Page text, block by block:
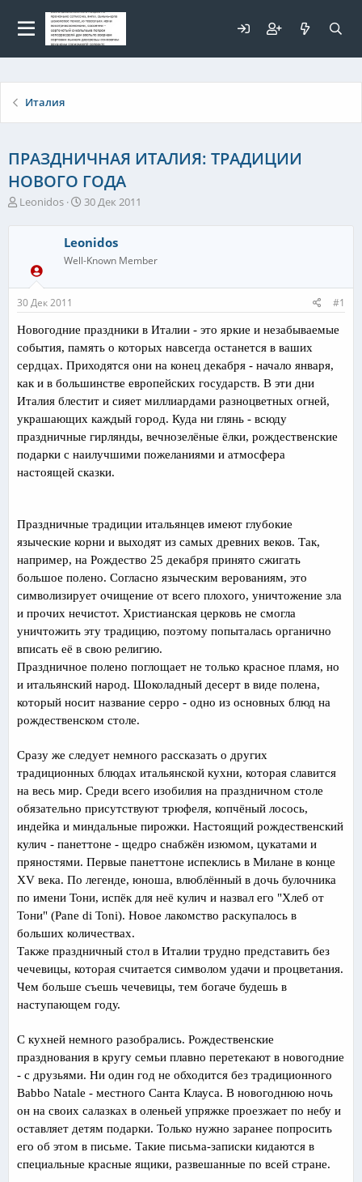
Италия
ПРАЗДНИЧНАЯ ИТАЛИЯ: ТРАДИЦИИ
НОВОГО ГОДА
А
т
е
м
ы
Leonidos
Д
т
а
н
ч
л
а
30 Дек 2011
Leonidos
Well-Known Member
30 Дек 2011 #1
Новогодние праздники в Италии - это яркие и незабываемые
события, память о которых навсегда останется в ваших
сердцах. Приходятся они на конец декабря - начало января,
как и в большинстве европейских государств. В эти дни
Италия блестит и сияет миллиардами разноцветных огней,
украшающих каждый город. Куда ни глянь - всюду
праздничные гирлянды, вечнозелёные ёлки, рождественские
подарки с наилучшими пожеланиями и атмосфера
настоящей сказки.
Праздничные традиции итальянцев имеют глубокие
языческие корни и выходят из самых древних веков. Так,
например, на Рождество 25 декабря принято сжигать
большое полено. Согласно языческим верованиям, это
символизирует очищение от всего плохого, уничтожение зла
и прочих нечистот. Христианская церковь не смогла
уничтожить эту традицию, поэтому попыталась органично
вписать её в свою религию.
Праздничное полено поглощает не только красное пламя, но
и итальянский народ. Шоколадный десерт в виде полена,
который носит название серро - одно из основных блюд на
рождественском столе.
Сразу же следует немного рассказать о других
традиционных блюдах итальянской кухни, которая славится
на весь мир. Среди всего изобилия на праздничном столе
обязательно присутствуют трюфеля, копчёный лосось,
индейка и миндальные пирожки. Настоящий рождественский
кулич - панеттоне - щедро снабжён изюмом, цукатами и
пряностями. Первые панеттоне испеклись в Милане в конце
XV века. По легенде, юноша, влюблённый в дочь булочника
по имени Тони, испёк для неё кулич и назвал его "Хлеб от
Тони" (Pane di Toni). Новое лакомство раскупалось в
больших количествах.
Также праздничный стол в Италии трудно представить без
чечевицы, которая считается символом удачи и процветания.
Чем больше съешь чечевицы, тем богаче будешь в
наступающем году.
С кухней немного разобрались. Рождественские
празднования в кругу семьи плавно перетекают в новогодние
- с друзьями. Ни один год не обходится без традиционного
Babbo Natale - местного Санта Клауса. В новогоднюю ночь
он на своих салазках в оленьей упряжке проезжает по небу и
оставляет детям подарки. Только нужно заранее попросить
его об этом в письме. Такие письма-записки кидаются в
специальные красные ящики, развешанные по всей стране.
Для любых предложений по
сайту: elaizik@cp9.ru